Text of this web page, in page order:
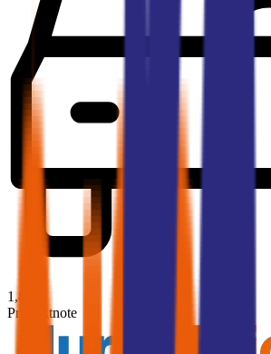
1,8
Produktnote